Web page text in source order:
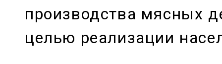
производства мясных
целью реализации